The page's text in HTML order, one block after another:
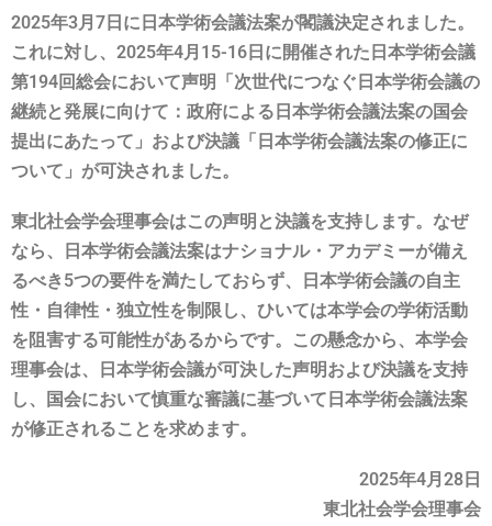
2025年3月7日に日本学術会議法案が閣議決定されました。
これに対し、2025年4月15-16日に開催された日本学術会議
第194回総会において声明「次世代につなぐ日本学術会議の
継続と発展に向けて：政府による日本学術会議法案の国会
提出にあたって」および決議「日本学術会議法案の修正に
ついて」が可決されました。
東北社会学会理事会はこの声明と決議を支持します。なぜ
なら、日本学術会議法案はナショナル・アカデミーが備え
るべき5つの要件を満たしておらず、日本学術会議の自主
性・自律性・独立性を制限し、ひいては本学会の学術活動
を阻害する可能性があるからです。この懸念から、本学会
理事会は、日本学術会議が可決した声明および決議を支持
し、国会において慎重な審議に基づいて日本学術会議法案
が修正されることを求めます。
2025年4月28日
東北社会学会理事会